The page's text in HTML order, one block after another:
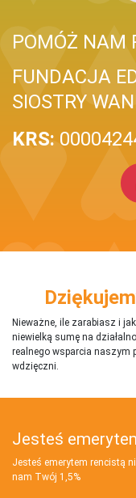
POMÓŻ NAM
FUNDACJA
SIOSTRY
KRS:
Nieważne, ile zarabiasz i
niewielką sumę na
realnego wsparcia naszym
wdzięczni.
Jesteś
Jesteś emerytem rencistą
nam Twój 1,5%